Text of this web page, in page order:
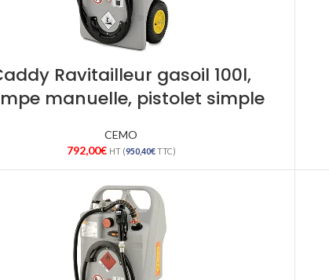
Ravitailleur gasoil 100l,
manuelle, pistolet simple
CEMO
792,00€ HT (950,40€TTC)